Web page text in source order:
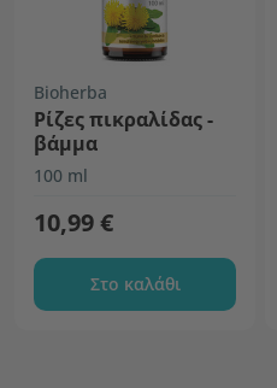
Bioherba
Ρίζες πικραλίδας -
βάμμα
100 ml
10,99 €
Στο καλάθι